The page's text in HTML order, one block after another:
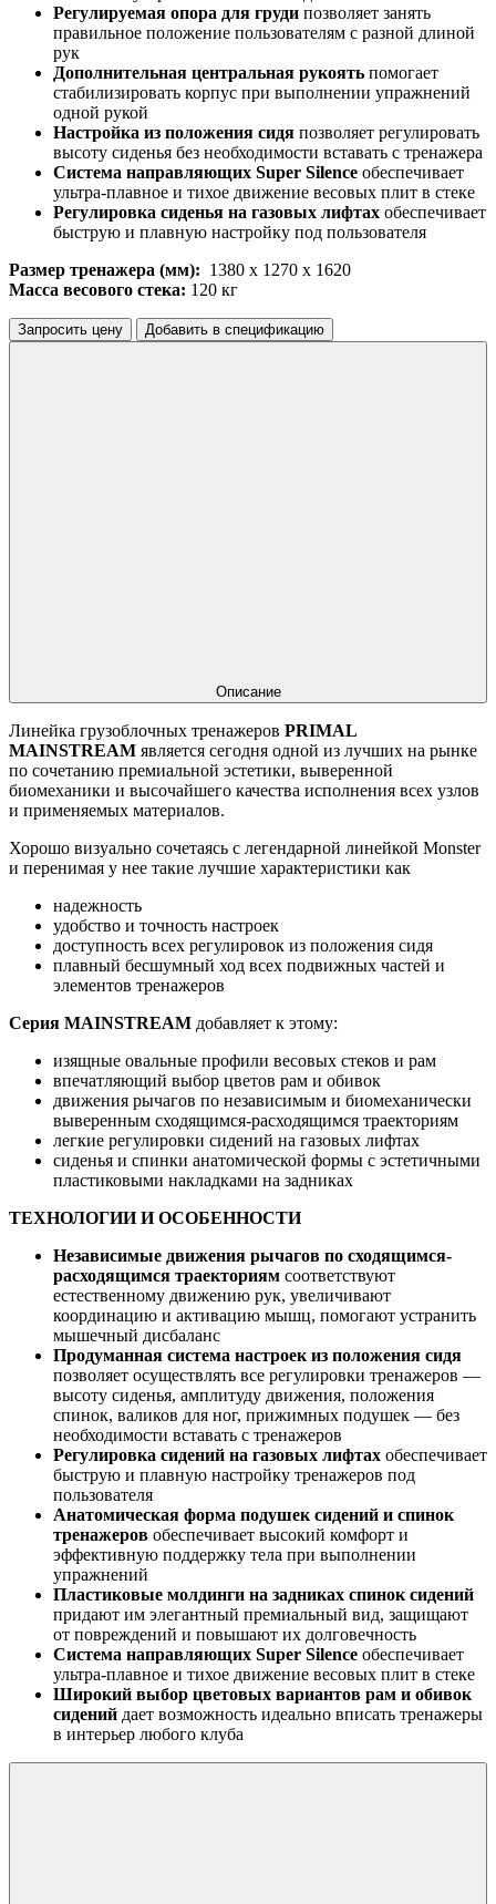
Регулируемая опора для груди позволяет занять
правильное положение пользователям с разной длиной
рук
Дополнительная центральная рукоять помогает
стабилизировать корпус при выполнении упражнений
одной рукой
Настройка из положения сидя позволяет регулировать
высоту сиденья без необходимости вставать с тренажера
Система направляющих Super Silence обеспечивает
ультра-плавное и тихое движение весовых плит в стеке
Регулировка сиденья на газовых лифтах обеспечивает
быструю и плавную настройку под пользователя
Размер тренажера (мм): 1380 х 1270 х 1620
Масса весового стека: 120 кг
Запросить цену Добавить в спецификацию
Описание
Линейка грузоблочных тренажеров PRIMAL
MAINSTREAM является сегодня одной из лучших на рынке
по сочетанию премиальной эстетики, выверенной
биомеханики и высочайшего качества исполнения всех узлов
и применяемых материалов.
Хорошо визуально сочетаясь с легендарной линейкой Monster
и перенимая у нее такие лучшие характеристики как
надежность
удобство и точность настроек
доступность всех регулировок из положения сидя
плавный бесшумный ход всех подвижных частей и
элементов тренажеров
Серия MAINSTREAM добавляет к этому:
изящные овальные профили весовых стеков и рам
впечатляющий выбор цветов рам и обивок
движения рычагов по независимым и биомеханически
выверенным сходящимся-расходящимся траекториям
легкие регулировки сидений на газовых лифтах
сиденья и спинки анатомической формы с эстетичными
пластиковыми накладками на задниках
ТЕХНОЛОГИИ И ОСОБЕННОСТИ
Независимые движения рычагов по сходящимся-
расходящимся траекториям соответствуют
естественному движению рук, увеличивают
координацию и активацию мышц, помогают устранить
мышечный дисбаланс
Продуманная система настроек из положения сидя
позволяет осуществлять все регулировки тренажеров —
высоту сиденья, амплитуду движения, положения
спинок, валиков для ног, прижимных подушек — без
необходимости вставать с тренажеров
Регулировка сидений на газовых лифтах обеспечивает
быструю и плавную настройку тренажеров под
пользователя
Анатомическая форма подушек сидений и спинок
тренажеров обеспечивает высокий комфорт и
эффективную поддержку тела при выполнении
упражнений
Пластиковые молдинги на задниках спинок сидений
придают им элегантный премиальный вид, защищают
от повреждений и повышают их долговечность
Система направляющих Super Silence обеспечивает
ультра-плавное и тихое движение весовых плит в стеке
Широкий выбор цветовых вариантов рам и обивок
сидений дает возможность идеально вписать тренажеры
в интерьер любого клуба